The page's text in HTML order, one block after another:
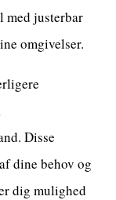
med justerbar
omgivelser.
Disse
dine behov og
dig mulighed